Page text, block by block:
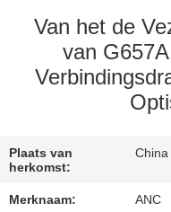
NIEUWS
Van het de
van
Plaats van
herkomst:
China
Merknaam: ANC